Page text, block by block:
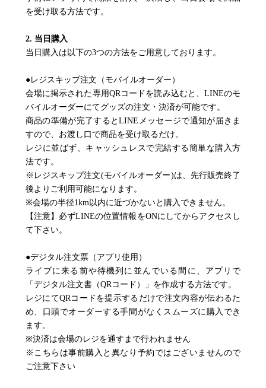
を受け取る方法です。
2. 当日購入
当日購入は以下の3つの方法をご用意しております。
●レジスキップ注文（モバイルオーダー）
会場に掲示された専用QRコードを読み込むと、LINEのモ
バイルオーダーにてグッズの注文・決済が可能です。
商品の準備が完了するとLINEメッセージで通知が届きま
すので、お渡し口で商品を受け取るだけ。
レジに並ばず、キャッシュレスで完結する簡単な購入方
法です。
※レジスキップ注文(モバイルオーダー)は、先行販売終了
後よりご利用可能になります。
※会場の半径1km以内に近づかないと購入できません。
【注意】必ずLINEの位置情報をONにしてからアクセスし
て下さい。
●デジタル注文票（アプリ使用）
ライブに来る前や待機列に並んでいる間に、アプリで
「デジタル注文書（QRコード）」を作成する方法です。
レジにてQRコードを提示するだけで注文内容が伝わるた
め、口頭でオーダーする手間がなくスムーズに購入でき
ます。
※決済は会場のレジを通すまで行われません
※こちらは事前購入と異なり予約ではございませんので
ご注意下さい